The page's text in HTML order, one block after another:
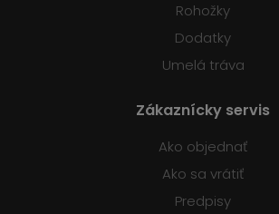
Rohožky
Dodatky
Umelá tráva
Zákaznícky servis
Ako objednať
Ako sa vrátiť
Predpisy